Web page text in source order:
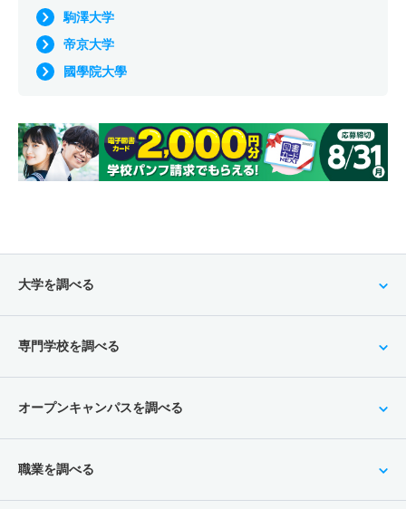
駒澤大学
帝京大学
國學院大學
大学を調べる
専門学校を調べる
オープンキャンパスを調べる
職業を調べる